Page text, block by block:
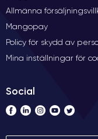
Allmänna
Mangopay
Policy för skydd av
Mina inställningar för
Social